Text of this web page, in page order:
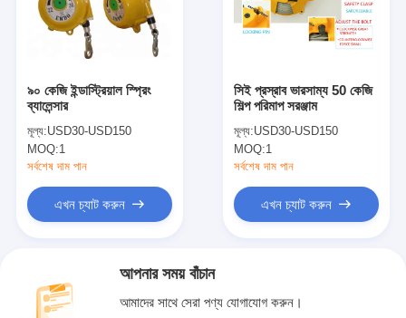
৯০ কেজি ইন্ডাস্ট্রিয়াল স্প্রিং
ব্যালেন্সার
মূল্য:USD30-USD150
MOQ:1
সর্বশেষ দাম পান
এখন চ্যাট করুন
সিই প্রস্রাব ভারসাম্য 50 কেজি
শিল্প পরিমাপ সরঞ্জাম
মূল্য:USD30-USD150
MOQ:1
সর্বশেষ দাম পান
এখন চ্যাট করুন
আপনার সময় বাঁচান
আমাদের সাথে সেরা পণ্য যোগাযোগ করুন।